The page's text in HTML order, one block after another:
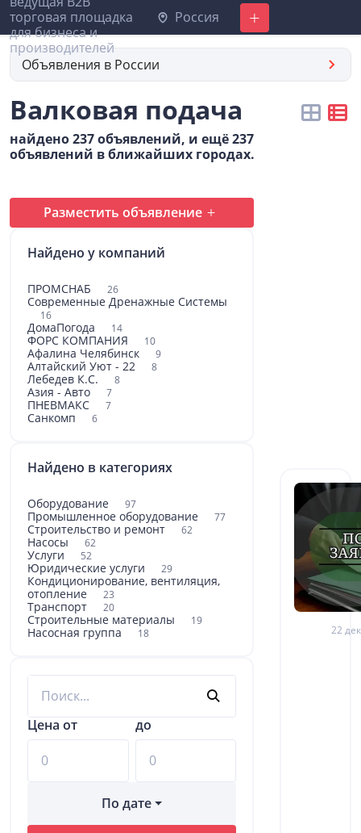
Россия Добавить
Объявления в России
Валковая подача
найдено 237 объявлений, и ещё 237
объявлений в ближайших городах.
Разместить объявление
Найдено у компаний
ПРОМСНАБ 26
Современные Дренажные Системы
16
ДомаПогода 14
ФОРС КОМПАНИЯ 10
Афалина Челябинск 9
Алтайский Уют - 22 8
Лебедев К.С. 8
Азия - Авто 7
ПНЕВМАКС 7
Санкомп 6
Найдено в категориях
Оборудование 97
Промышленное оборудование 77
Строительство и ремонт 62
Насосы 62
Услуги 52
Юридические услуги 29
Кондиционирование, вентиляция,
отопление
23
Транспорт 20
Строительные материалы 19
Насосная группа 18
Цена от до
По дате
22